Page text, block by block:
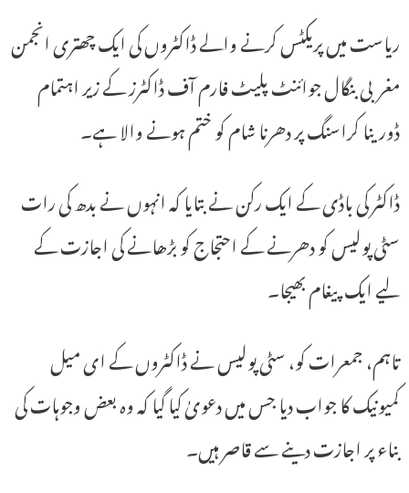
ریاست میں پریکٹس کرنے والے ڈاکٹروں کی ایک چھتری انجمن
مغربی بنگال جوائنٹ پلیٹ فارم آف ڈاکٹرز کے زیر اہتمام
ڈورینا کراسنگ پر دھرنا شام کو ختم ہونے والا ہے۔
ڈاکٹر کی باڈی کے ایک رکن نے بتایا کہ انہوں نے بدھ کی رات
سٹی پولیس کو دھرنے کے احتجاج کو بڑھانے کی اجازت کے
لیے ایک پیغام بھیجا۔
تاہم، جمعرات کو، سٹی پولیس نے ڈاکٹروں کے ای میل
کمیونیک کا جواب دیا جس میں دعویٰ کیا گیا کہ وہ بعض وجوہات کی
بناء پر اجازت دینے سے قاصر ہیں۔